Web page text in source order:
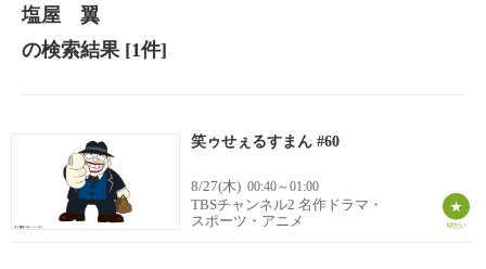
塩屋 翼
の検索結果[1件]
笑ゥせぇるすまん #60
8/27(木) 00:40～01:00
TBSチャンネル2 名作ドラマ・
スポーツ・アニメ